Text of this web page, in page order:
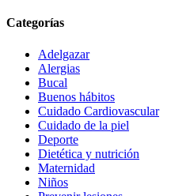
Categorías
Adelgazar
Alergias
Bucal
Buenos hábitos
Cuidado Cardiovascular
Cuidado de la piel
Deporte
Dietética y nutrición
Maternidad
Niños